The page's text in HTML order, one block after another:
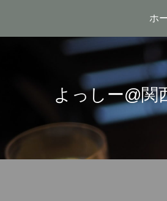
よっしー@関
ホ